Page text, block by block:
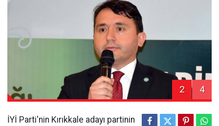
2 4
İYİ Parti'nin Kırıkkale adayı partinin